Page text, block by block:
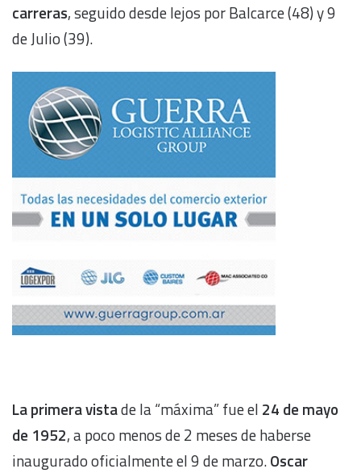
carreras, seguido desde lejos por Balcarce (48) y 9
de Julio (39).
La primera vistade la “máxima” fue el 24 de mayo
de 1952, a poco menos de 2 meses de haberse
inaugurado oficialmente el 9 de marzo.Oscar